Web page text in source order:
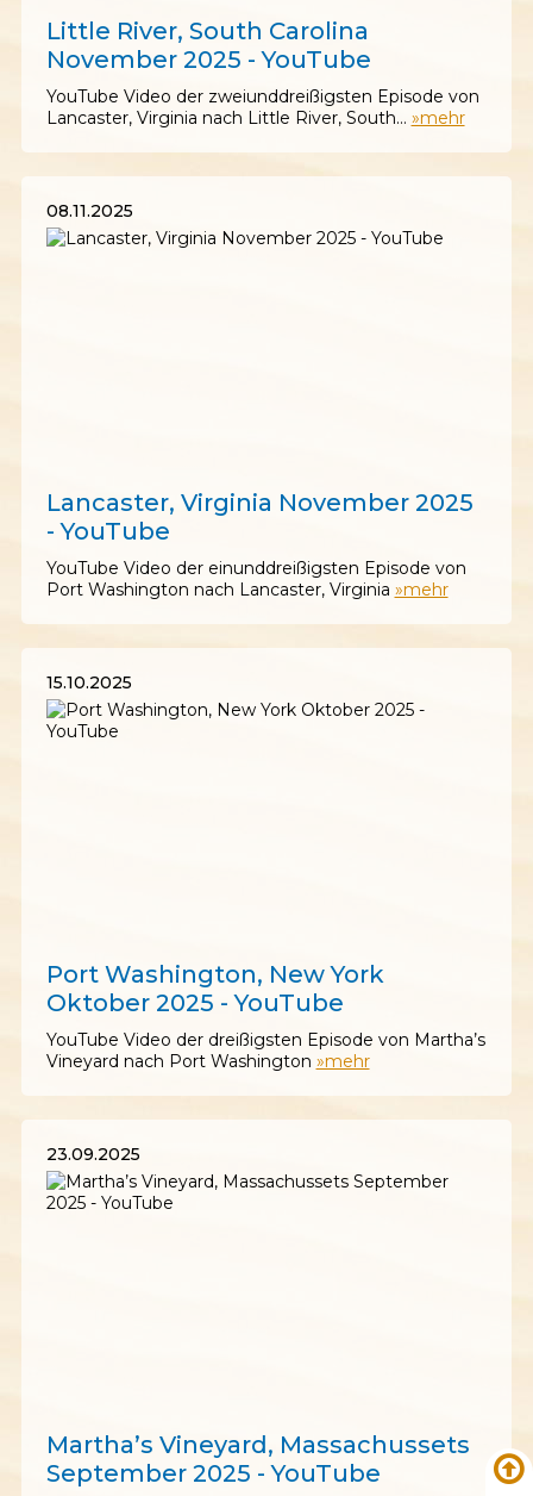
Little River, South Carolina
November 2025 - YouTube
YouTube Video der zweiunddreißigsten Episode von
Lancaster, Virginia nach Little River, South… »mehr
08.11.2025
Lancaster, Virginia November 2025
- YouTube
YouTube Video der einunddreißigsten Episode von
Port Washington nach Lancaster, Virginia »mehr
15.10.2025
Port Washington, New York
Oktober 2025 - YouTube
YouTube Video der dreißigsten Episode von Martha’s
Vineyard nach Port Washington »mehr
23.09.2025
Martha’s Vineyard, Massachussets
September 2025 - YouTube